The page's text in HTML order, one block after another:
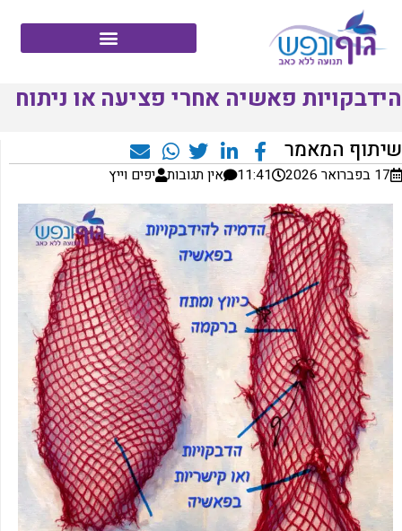
‏הידבקויות פאשיה אחרי פציעה או ניתוח
שיתוף המאמר
17 בפברואר 2026 11:41 אין תגובות יפים וייץ